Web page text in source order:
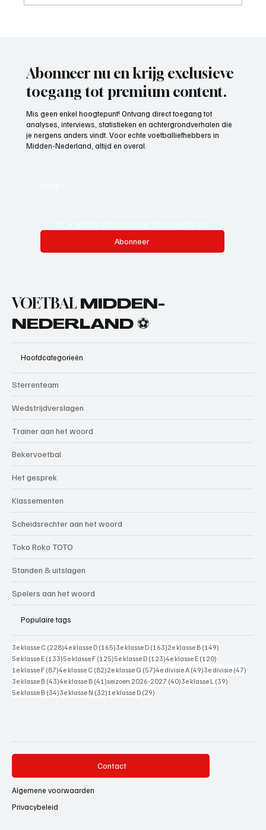
Abonneer nu en krijg exclusieve
toegang tot premium content.
Mis geen enkel hoogtepunt! Ontvang direct toegang tot
analyses, interviews, statistieken en achtergrondverhalen die
je nergens anders vindt. Voor echte voetballiefhebbers in
Midden-Nederland, altijd en overal.
Abonneer
VOETBAL MIDDEN-
NEDERLAND ⚽
Hoofdcategorieën
Sterrenteam
Wedstrijdverslagen
Trainer aan het woord
Bekervoetbal
Het gesprek
Klassementen
Scheidsrechter aan het woord
Toko Roko TOTO
Standen & uitslagen
Spelers aan het woord
Populaire tags
3e klasse C (228)228 posts
4e klasse D (165)165 posts
3e klasse D (163)163 posts
2e klasse B (149)
5e klasse E (133)133 posts
5e klasse F (125)125 posts
5e klasse D (123)123 posts
4e klasse E (120)
1e klasse F (87)87 posts
4e klasse C (82)82 posts
2e klasse G (57)57 posts
4e divisie A (49)49 posts
3e divisie (47)
3e klasse B (43)43 posts
4e klasse B (41)41 posts
seizoen 2026-2027 (40)40 posts
3e klasse L (39)
5e klasse B (34)34 posts
3e klasse N (32)32 posts
1e klasse D (29)
Contact
Algemene voorwaarden
Privacybeleid